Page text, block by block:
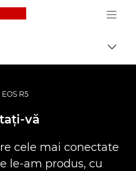
Canon Logo, back to
R5
vă
cele mai conectate
le-am produs, cu